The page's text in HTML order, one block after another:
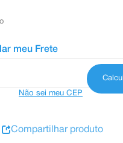
Não sei meu CEP
Compartilhar produto